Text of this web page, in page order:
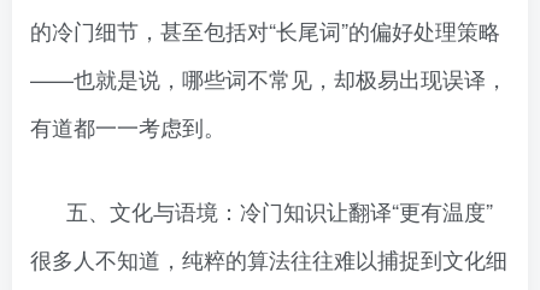
的冷门细节，甚至包括对“长尾词”的偏好处理策略
——也就是说，哪些词不常见，却极易出现误译，
有道都一一考虑到。
五、文化与语境：冷门知识让翻译“更有温度”
很多人不知道，纯粹的算法往往难以捕捉到文化细